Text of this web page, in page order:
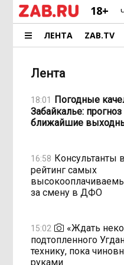
18+
ЛЕНТА ZAB.TV
Лента
18:01 Погодные
Забайкалье:
ближайшие
16:58 Консультанты
рейтинг самых
за смену в ДФО
15:02
«Ждать
подтопленного
технику, пока
руками